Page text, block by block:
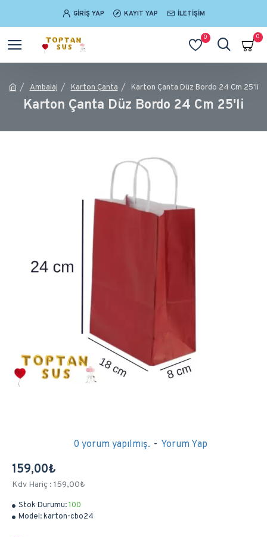
GIRIŞ YAP KAYIT YAP İLETIŞIM
0 0
Ambalaj Karton Çanta Karton Çanta Düz Bordo 24 Cm 25'li
Karton Çanta Düz Bordo 24 Cm 25'li
Stok Durumu:100
Model:karton-cbo24
0 yorum yapılmış. - Yorum Yap
159,00₺
Kdv Hariç : 159,00₺